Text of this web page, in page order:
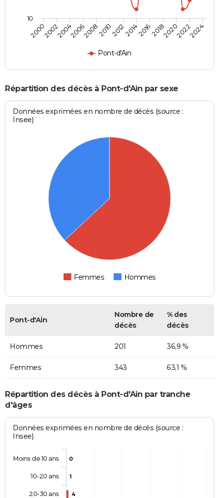
Pont-d'Ain
2000200220042006200820102012201420162018202020222024
10
Répartition des décès à Pont-d'Ain par sexe
Données exprimées en nombre de décès (source :
Insee)
Femmes Hommes
Pont-d'Ain
Nombre de
décès
% des
décès
Hommes 201 36,9 %
Femmes 343 63,1 %
Répartition des décès à Pont-d'Ain par tranche
d'âges
Données exprimées en nombre de décès (source :
Insee)
0
1
4
Moins de 10 ans
10-20 ans
20-30 ans